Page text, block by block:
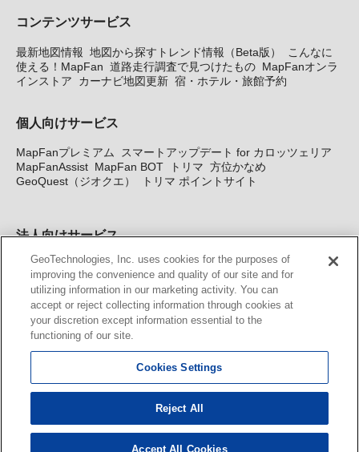
コンテンツサービス
最新地図情報 地図から探すトレンド情報（Beta版）
こんなに
使える！MapFan 道路走行調査で見つけたもの MapFanオンラ
インストア
カーナビ地図更新 宿・ホテル・旅館予約
個人向けサービス
MapFanプレミアム
スマートアップデート for カロッツェリア
MapFanAssist MapFan BOT トリマ 方位かなめ
GeoQuest（ジオクエ）
トリマ ポイントサイト
法人向けサービス
法人向け地図・位置情報サービス WEBサイト・システム向け地
図API Windows PC向け地図開発キット MapFan DB 住所確認
サービス
MAP WORLD+ トリマ広告 Geo-Research
カーナビ地図更新サービス
MapFan スマートメンバーズ
KENWOOD MapFan Club
GeoTechnologies, Inc. uses cookies for the purposes of
improving the convenience and quality of our site and for
utilizing information in our marketing activity. You can
accept or reject collecting information through cookies at
your discretion except information essential to the
functioning of our site.
Cookies Settings
Reject All
Accept All Cookies